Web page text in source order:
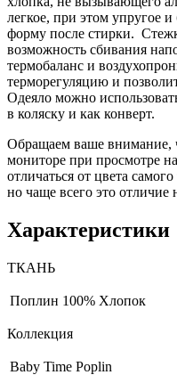
легкое, при этом упругое
форму после стирки.
возможность сбивания
термобаланс и
терморегуляцию и
Одеяло можно
в коляску и как конверт.
Обращаем ваше внимание,
мониторе при просмотре
отличаться от цвета самого
но чаще всего это отличие
Характеристики
ТКАНЬ
Поплин 100% Хлопок
Коллекция
Baby Time Poplin